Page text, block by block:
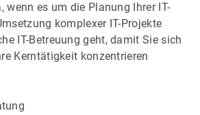
wenn es um die Planung Ihrer IT-
komplexer IT-Projekte
IT-Betreuung geht, damit Sie sich
Kerntätigkeit konzentrieren